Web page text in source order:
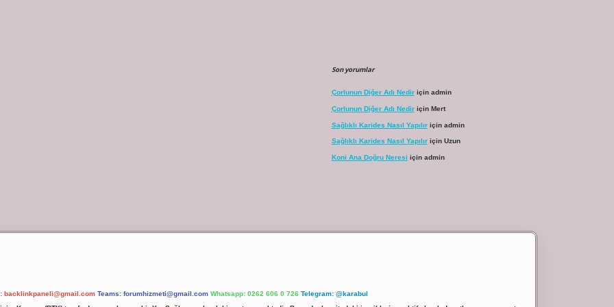
Son yorumlar
Çorlunun Diğer Adı Nediriçin admin
Çorlunun Diğer Adı Nediriçin Mert
Sağlıklı Karides Nasıl Yapılıriçin admin
Sağlıklı Karides Nasıl Yapılıriçin Uzun
Koni Ana Doğru Neresi için admin
backlinkpaneli@gmail.com Teams: forumhizmeti@gmail.com Whatsapp: 0262 606 0 726 Telegram: @karabul